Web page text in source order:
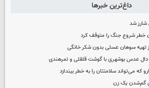
داغ‌ترین خبرها
شد
خطر شروع جنگ را متوقف کرد
تهیه سوهان عسلی بدون شکر خانگی
عدس بوشهری با گوشت قلقلی و تمرهندی
گم‌شدن یک زن